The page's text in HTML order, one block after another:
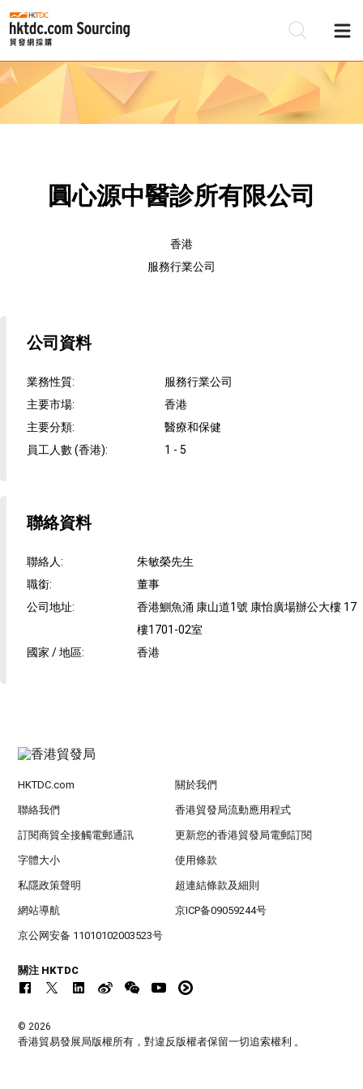
圓心源中醫診所有限公司
香港
服務行業公司
公司資料
業務性質:
服務行業公司
主要市場:
香港
主要分類:
醫療和保健
員工人數 (香港): 1 - 5
聯絡資料
聯絡人:
朱敏榮先生
職銜:
董事
公司地址:
香港鰂魚涌 康山道1號 康怡廣場辦公大樓 17
樓1701-02室
國家 / 地區: 香港
HKTDC.com 關於我們
聯絡我們 香港貿發局流動應用程式
訂閱商貿全接觸電郵通訊 更新您的香港貿發局電郵訂閱
字體大小 使用條款
私隱政策聲明 超連結條款及細則
網站導航 京ICP备09059244号
京公网安备 11010102003523号
關注 HKTDC
© 2026
香港貿易發展局版權所有，對違反版權者保留一切追索權利 。